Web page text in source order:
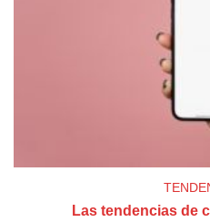
Las tendencias de